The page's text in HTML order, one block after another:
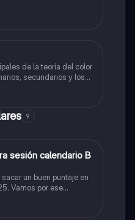
de la teoría del color
secundarios y los
y sus ejemplos
9
sesión calendario B
un buen puntaje en
Vamos por ese
en la universidad que
quieres y no la que te